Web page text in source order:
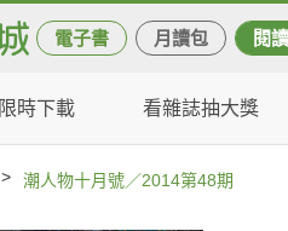
電子書 月讀包 閱
限時下載 看雜誌抽大獎
> 潮人物十月號／2014第48期